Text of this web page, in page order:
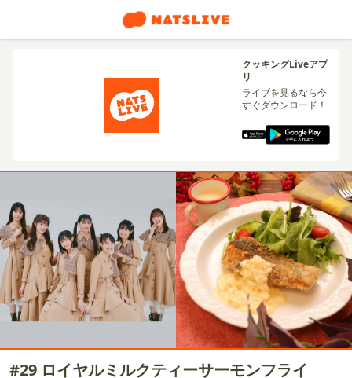
クッキングLiveアプ
リ
ライブを見るなら今
すぐダウンロード！
#29 ロイヤルミルクティーサーモンフライ